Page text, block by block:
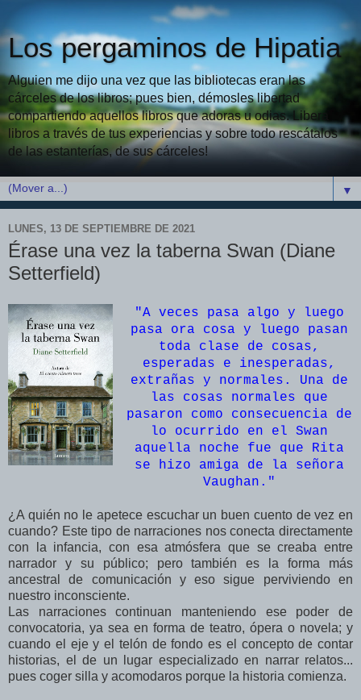
Los pergaminos de Hipatia
Alguien me dijo una vez que las bibliotecas eran las
cárceles de los libros; pues bien, démosles libertad
compartiendo aquellos libros que adoras u odias. Libera
libros a través de tus experiencias y sobre todo rescátalos
de las estanterías, de sus cárceles!
▼
LUNES, 13 DE SEPTIEMBRE DE 2021
Érase una vez la taberna Swan (Diane
Setterfield)
"A veces pasa algo y luego
pasa ora cosa y luego pasan
toda clase de cosas,
esperadas e inesperadas,
extrañas y normales. Una de
las cosas normales que
pasaron como consecuencia de
lo ocurrido en el Swan
aquella noche fue que Rita
se hizo amiga de la señora
Vaughan. "
¿A quién no le apetece escuchar un buen cuento de vez en
cuando? Este tipo de narraciones nos conecta directamente
con la infancia, con esa atmósfera que se creaba entre
narrador y su público; pero también es la forma más
ancestral de comunicación y eso sigue perviviendo en
nuestro inconsciente.
Las narraciones continuan manteniendo ese poder de
convocatoria, ya sea en forma de teatro, ópera o novela; y
cuando el eje y el telón de fondo es el concepto de contar
historias, el de un lugar especializado en narrar relatos...
pues coger silla y acomodaros porque la historia comienza.